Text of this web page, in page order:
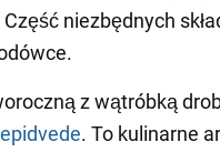
niezbędnych
z wątróbką
. To kulinarne